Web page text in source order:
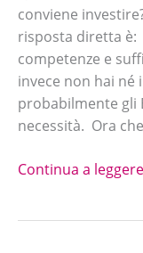
conviene
risposta diretta è:
competenze e
invece non hai né
probabilmente gli
necessità. Ora
Quali
scegliere?
Continua a